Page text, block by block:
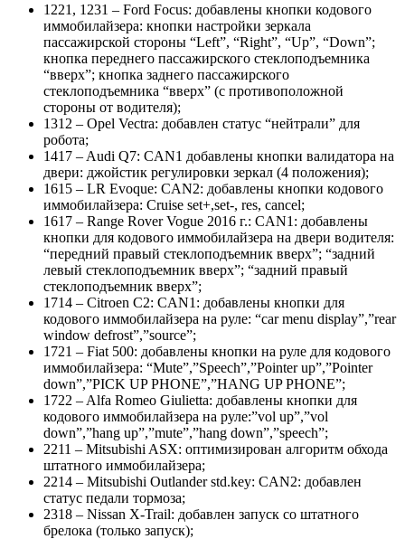
1221, 1231 – Ford Focus: добавлены кнопки кодового
иммобилайзера: кнопки настройки зеркала
пассажирской стороны “Left”, “Right”, “Up”, “Down”;
кнопка переднего пассажирского стеклоподъемника
“вверх”; кнопка заднего пассажирского
стеклоподъемника “вверх” (с противоположной
стороны от водителя);
1312 – Opel Vectra: добавлен статус “нейтрали” для
робота;
1417 – Audi Q7: CAN1 добавлены кнопки валидатора на
двери: джойстик регулировки зеркал (4 положения);
1615 – LR Evoque: CAN2: добавлены кнопки кодового
иммобилайзера: Cruise set+,set-, res, cancel;
1617 – Range Rover Vogue 2016 г.: CAN1: добавлены
кнопки для кодового иммобилайзера на двери водителя:
“передний правый стеклоподъемник вверх”; “задний
левый стеклоподъемник вверх”; “задний правый
стеклоподъемник вверх”;
1714 – Citroen C2: CAN1: добавлены кнопки для
кодового иммобилайзера на руле: “car menu display”,”rear
window defrost”,”source”;
1721 – Fiat 500: добавлены кнопки на руле для кодового
иммобилайзера: “Mute”,”Speech”,”Pointer up”,”Pointer
down”,”PICK UP PHONE”,”HANG UP PHONE”;
1722 – Alfa Romeo Giulietta: добавлены кнопки для
кодового иммобилайзера на руле:”vol up”,”vol
down”,”hang up”,”mute”,”hang down”,”speech”;
2211 – Mitsubishi ASX: оптимизирован алгоритм обхода
штатного иммобилайзера;
2214 – Mitsubishi Outlander std.key: CAN2: добавлен
статус педали тормоза;
2318 – Nissan X-Trail: добавлен запуск со штатного
брелока (только запуск);